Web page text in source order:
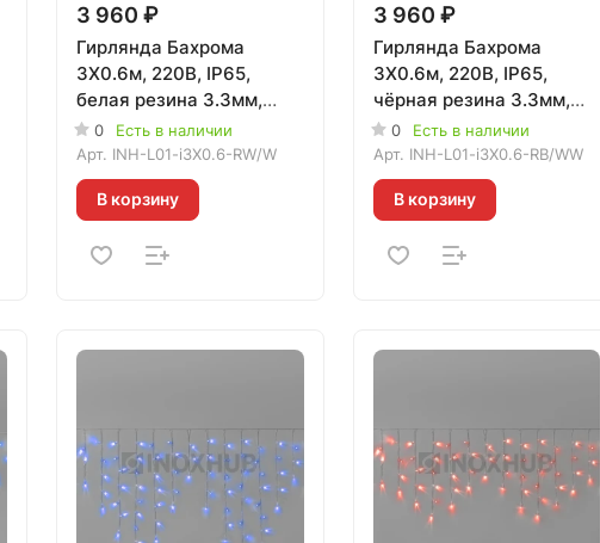
3 960 ₽
Гирлянда Бахрома
3X0.6м, 220В, IP65,
белая резина 3.3мм,
БЕЛАЯ, 020401
0
Есть в наличии
Арт. INH-L01-i3X0.6-RW/W
В корзину
3 960 ₽
Гирлянда Бахрома
3X0.6м, 220В, IP65,
чёрная резина 3.3мм,
ТЁПЛАЯ БЕЛАЯ, 020502
0
Есть в наличии
Арт. INH-L01-i3X0.6-RB/WW
В корзину